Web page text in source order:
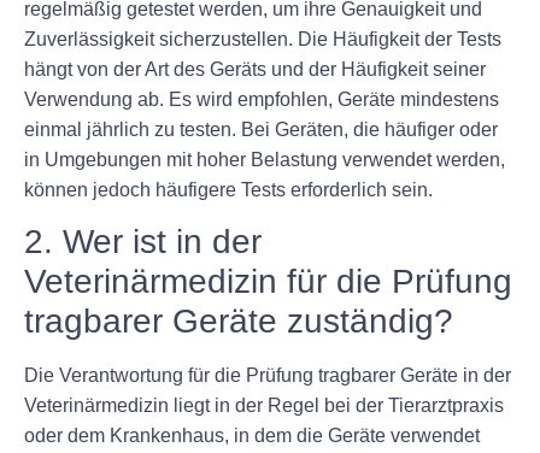
regelmäßig getestet werden, um ihre Genauigkeit und
Zuverlässigkeit sicherzustellen. Die Häufigkeit der Tests
hängt von der Art des Geräts und der Häufigkeit seiner
Verwendung ab. Es wird empfohlen, Geräte mindestens
einmal jährlich zu testen. Bei Geräten, die häufiger oder
in Umgebungen mit hoher Belastung verwendet werden,
können jedoch häufigere Tests erforderlich sein.
2. Wer ist in der
Veterinärmedizin für die Prüfung
tragbarer Geräte zuständig?
Die Verantwortung für die Prüfung tragbarer Geräte in der
Veterinärmedizin liegt in der Regel bei der Tierarztpraxis
oder dem Krankenhaus, in dem die Geräte verwendet